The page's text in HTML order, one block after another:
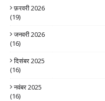
फ़रवरी 2026
(19)
जनवरी 2026
(16)
दिसंबर 2025
(16)
नवंबर 2025
(16)